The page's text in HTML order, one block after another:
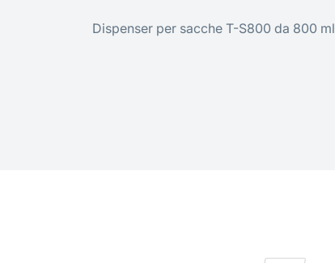
Dispenser per sacche T-S800 da 800 ml